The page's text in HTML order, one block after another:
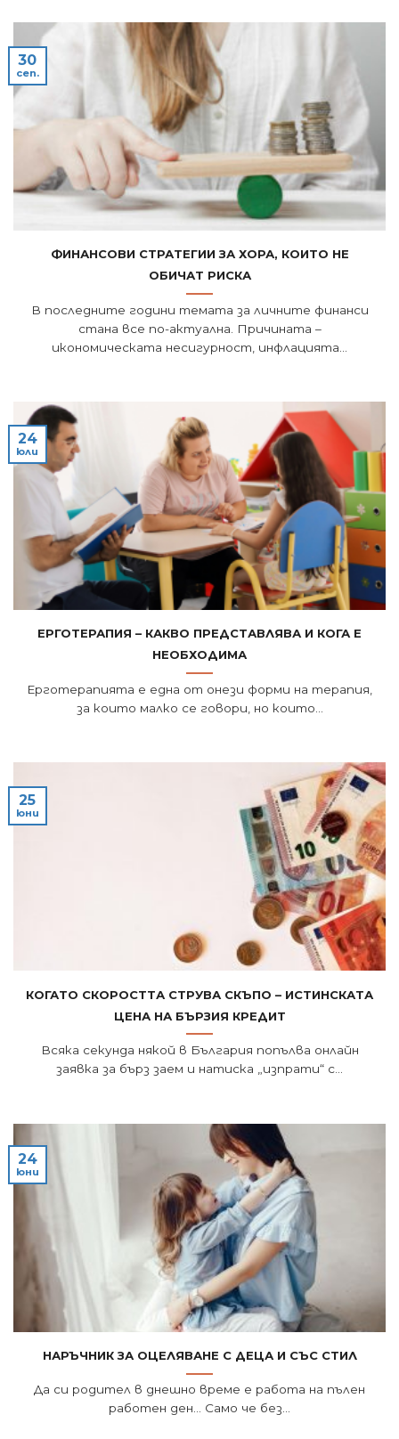
Финансови стратегии за хора, които не
обичат риска
В последните години темата за личните финанси
стана все по-актуална. Причината –
икономическата несигурност, инфлацията...
30
сеп.
Ерготерапия – какво представлява и кога е
необходима
Ерготерапията е една от онези форми на терапия,
за които малко се говори, но които...
24
юли
Когато скоростта струва скъпо – истинската
цена на бързия кредит
Всяка секунда някой в България попълва онлайн
заявка за бърз заем и натиска „изпрати“ с...
25
юни
Наръчник за оцеляване с деца и със стил
Да си родител в днешно време е работа на пълен
работен ден… Само че без...
24
юни